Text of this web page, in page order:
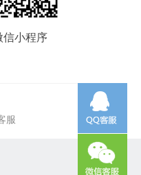
信小程序
服